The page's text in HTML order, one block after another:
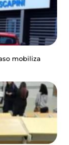
mobiliza